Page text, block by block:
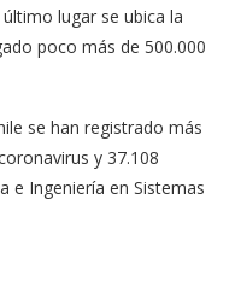
lugar se ubica la
poco más de 500.000
se han registrado más
y 37.108
e Ingeniería en Sistemas